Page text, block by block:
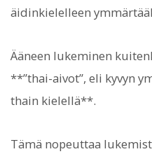
äidinkielelleen
Ääneen lukeminen
**”thai-aivot”, eli kyvyn
thain kielellä**.
Tämä nopeuttaa